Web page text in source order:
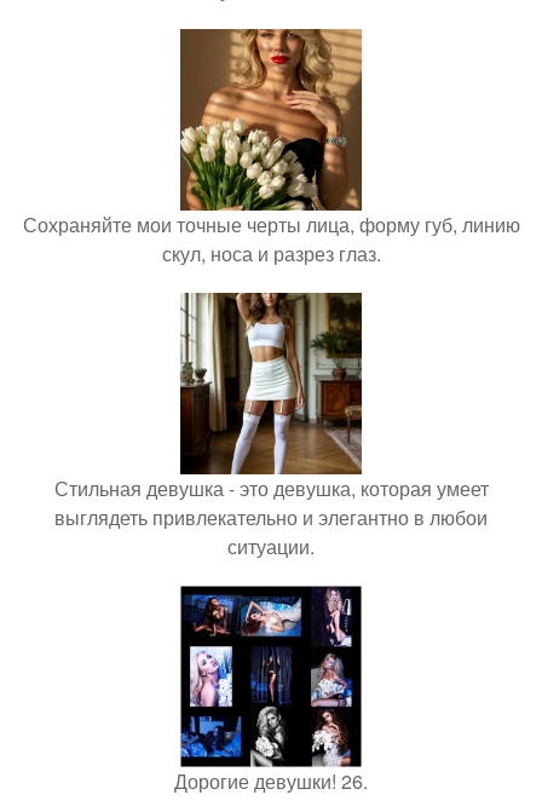
Сохраняйте мои точные черты лица, форму губ, линию
скул, носа и разрез глаз.
Стильная девушка - это девушка, которая умеет
выглядеть привлекательно и элегантно в любои
ситуации.
Дорогие девушки! 26.